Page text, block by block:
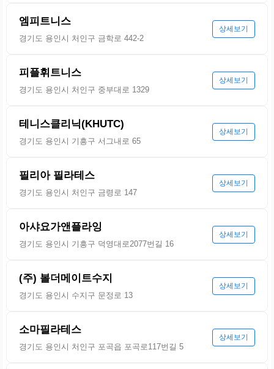
엠피트니스
경기도 용인시 처인구 금학로 442-2
상세보기
피플휘트니스
경기도 용인시 처인구 중부대로 1329
상세보기
테니스클리닉(KHUTC)
경기도 용인시 기흥구 서그내로 65
상세보기
필리아 필라테스
경기도 용인시 처인구 금령로 147
상세보기
아샤요가앤플라잉
경기도 용인시 기흥구 덕영대로2077번길 16
상세보기
(주) 볼더메이트수지
경기도 용인시 수지구 문정로 13
상세보기
소마필라테스
경기도 용인시 처인구 포곡읍 포곡로117번길 5
상세보기